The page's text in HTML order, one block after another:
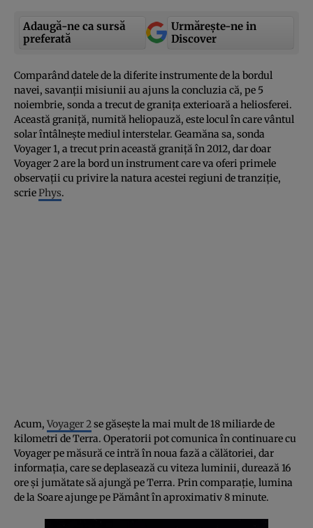
Adaugă-ne ca sursă
preferată
Urmărește-ne in
Discover
Comparând datele de la diferite instrumente de la bordul
navei, savanţii misiunii au ajuns la concluzia că, pe 5
noiembrie, sonda a trecut de graniţa exterioară a heliosferei.
Această graniţă, numită heliopauză, este locul în care vântul
solar întâlneşte mediul interstelar. Geamăna sa, sonda
Voyager 1, a trecut prin această graniţă în 2012, dar doar
Voyager 2 are la bord un instrument care va oferi primele
observaţii cu privire la natura acestei regiuni de tranziţie,
scriePhys.
Acum, Voyager 2se găseşte la mai mult de 18 miliarde de
kilometri de Terra. Operatorii pot comunica în continuare cu
Voyager pe măsură ce intră în noua fază a călătoriei, dar
informaţia, care se deplasează cu viteza luminii, durează 16
ore şi jumătate să ajungă pe Terra. Prin comparaţie, lumina
de la Soare ajunge pe Pământ în aproximativ 8 minute.